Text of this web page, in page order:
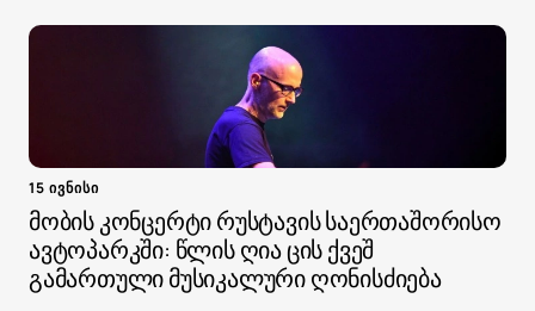
15 ივნისი
მობის კონცერტი რუსტავის საერთაშორისო
ავტოპარკში: წლის ღია ცის ქვეშ
გამართული მუსიკალური ღონისძიება